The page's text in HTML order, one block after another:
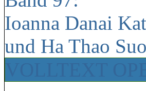
Ioanna Danai
und Ha Thao